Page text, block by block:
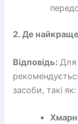
2. Де найкраще
Відповідь: Для
засоби, такі як: